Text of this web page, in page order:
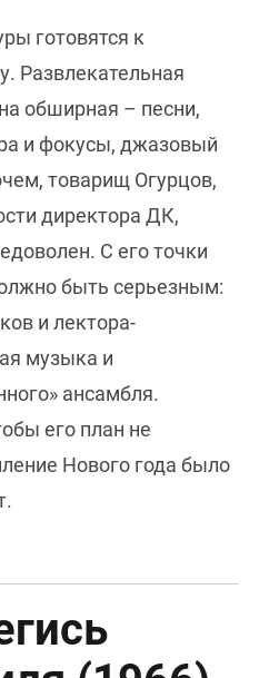
готовятся к
Развлекательная
обширная – песни,
и фокусы, джазовый
товарищ Огурцов,
директора ДК,
С его точки
быть серьезным:
и лектора-
музыка и
ансамбля.
его план не
Нового года было